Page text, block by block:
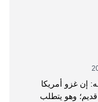
هدف أمريكا من غزو العراق ووسيلة تحقيقه: إن غزو أمريكا
وهو يتطلب